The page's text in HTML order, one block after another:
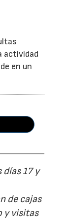
actividad
en un
días 17 y
de cajas
y visitas